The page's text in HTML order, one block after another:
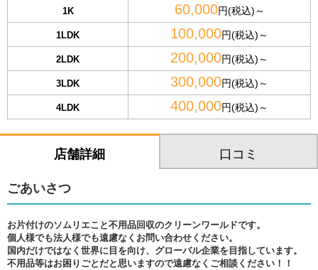
1K 60,000円(税込)～
1LDK 100,000円(税込)～
2LDK 200,000円(税込)～
3LDK 300,000円(税込)～
4LDK 400,000円(税込)～
店舗詳細
口コミ
ごあいさつ
お片付けのソムリエこと不用品回収のクリーンワールドです。
個人様でも法人様でも遠慮なくお問い合わせください。
国内だけではなく世界に目を向け、グローバル企業を目指しています。
不用品等はお困りごとだと思いますので遠慮なくご相談ください！！